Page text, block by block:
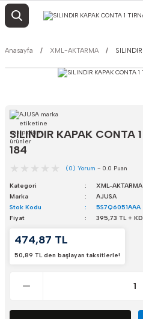
Anasayfa XML-AKTARMA
SILINDIR KAPAK CONTA
184
(0) Yorum - 0.0 Puan
Kategori XML-AKTARMA
Marka
AJUSA
Stok Kodu
5S7Q6051AAA
Fiyat
395,73 TL +
474,87 TL
50,89 TL den başlayan taksitlerle!